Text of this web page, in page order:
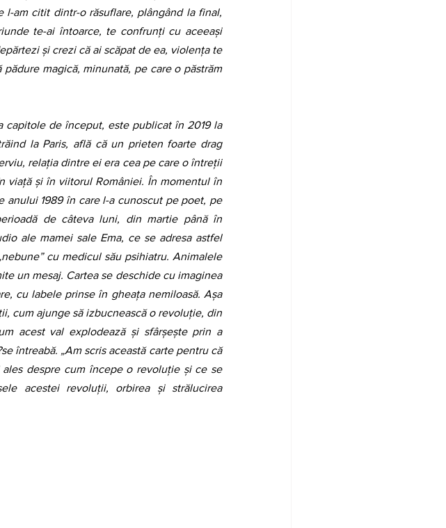
l-am citit dintr-o răsuflare, plângând la final,
te-ai întoarce, te confrunți cu aceeași
și crezi că ai scăpat de ea, violența te
magică, minunată, pe care o păstrăm
la Paris, află că un prieten foarte drag
relația dintre ei era cea pe care o întreții
viață și în viitorul României. În momentul în
anului 1989 în care l-a cunoscut pe poet, pe
de câteva luni, din martie până în
ale mamei sale Ema, ce se adresa astfel
cu medicul său psihiatru. Animalele
un mesaj. Cartea se deschide cu imaginea
cu labele prinse în gheața nemiloasă. Așa
cum ajunge să izbucnească o revoluție, din
acest val explodează și sfârșește prin a
întreabă. „Am scris această carte pentru că
despre cum începe o revoluție și ce se
acestei revoluții, orbirea și strălucirea